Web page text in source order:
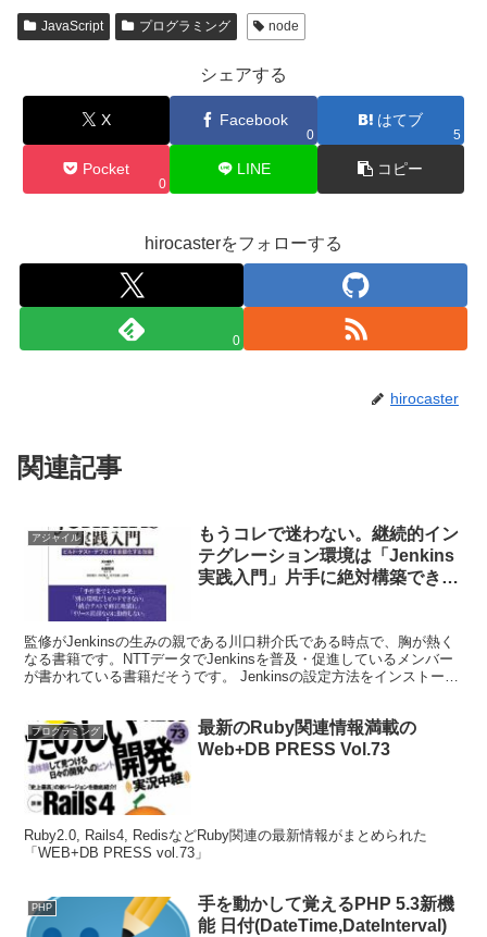
JavaScript プログラミング node
シェアする
X Facebook
0
はてブ
5
Pocket
0
LINE コピー
hirocasterをフォローする
0
hirocaster
関連記事
アジャイル
もうコレで迷わない。継続的イン
テグレーション環境は「Jenkins
実践入門」片手に絶対構築でき
監修がJenkinsの生みの親である川口耕介氏である時点で、胸が熱く
なる書籍です。NTTデータでJenkinsを普及・促進しているメンバー
が書かれている書籍だそうです。 Jenkinsの設定方法をインストール
プログラミング
最新のRuby関連情報満載の
Web+DB PRESS Vol.73
Ruby2.0, Rails4, RedisなどRuby関連の最新情報がまとめられた
「WEB+DB PRESS vol.73」
PHP
手を動かして覚えるPHP 5.3新機
能 日付(DateTime,DateInterval)